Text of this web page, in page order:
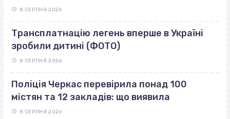
8 СЕРПНЯ 2026
Трансплатнацію легень вперше в Україні
зробили дитині (ФОТО)
8 СЕРПНЯ 2026
Поліція Черкас перевірила понад 100
містян та 12 закладів: що виявила
8 СЕРПНЯ 2026